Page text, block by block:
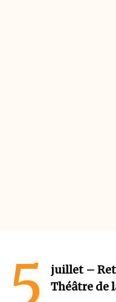
5
juillet –
Théâtre de